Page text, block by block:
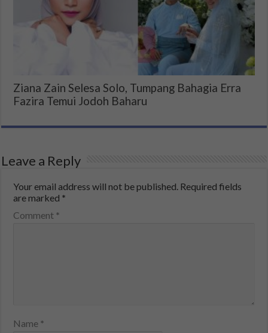
Ziana Zain Selesa Solo, Tumpang Bahagia Erra
Fazira Temui Jodoh Baharu
Leave a Reply
Your email address will not be published. Required fields
are marked *
Comment *
Name *